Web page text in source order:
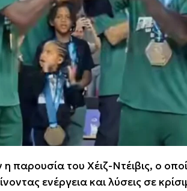
η παρουσία του Χέιζ-Ντέιβις, ο
ενέργεια και λύσεις σε